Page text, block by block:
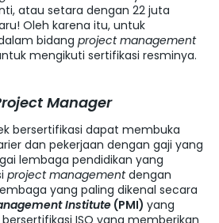
atau setara dengan 22 juta
Oleh karena itu, untuk
bidang project management
mengikuti sertifikasi resminya.
Manager
bersertifikasi dapat membuka
dan pekerjaan dengan gaji yang
lembaga pendidikan yang
project managementdengan
yang paling dikenal secara
Institute (PMI) yang
ISO yang memberikan